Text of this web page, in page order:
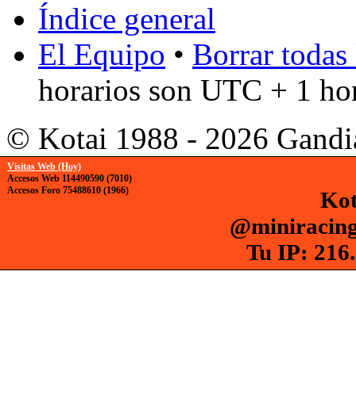
Índice general
El Equipo • Borrar
horarios son UTC + 1
© Kotai 1988 - 2026
Visitas Web (Hoy)
Accesos Web 114490590 (7010)
Accesos Foro 75488610 (1966)
Tu IP: